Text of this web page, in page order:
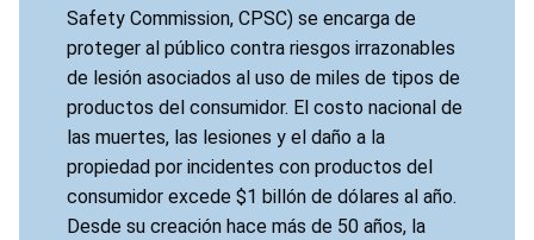
Safety Commission, CPSC) se encarga de
proteger al público contra riesgos irrazonables
de lesión asociados al uso de miles de tipos de
productos del consumidor. El costo nacional de
las muertes, las lesiones y el daño a la
propiedad por incidentes con productos del
consumidor excede $1 billón de dólares al año.
Desde su creación hace más de 50 años, la